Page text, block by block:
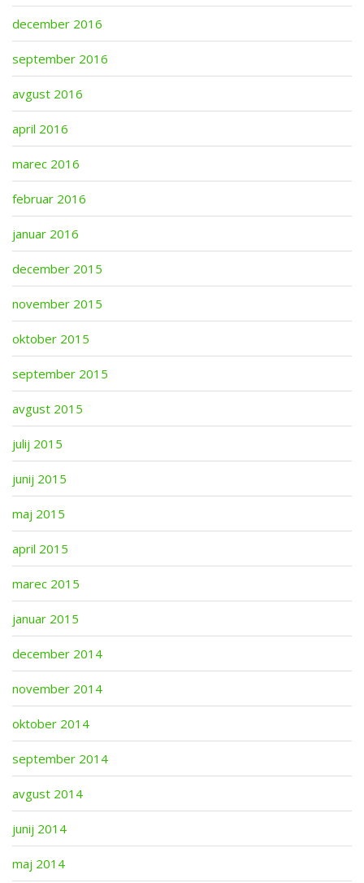
december 2016
september 2016
avgust 2016
april 2016
marec 2016
februar 2016
januar 2016
december 2015
november 2015
oktober 2015
september 2015
avgust 2015
julij 2015
junij 2015
maj 2015
april 2015
marec 2015
januar 2015
december 2014
november 2014
oktober 2014
september 2014
avgust 2014
junij 2014
maj 2014